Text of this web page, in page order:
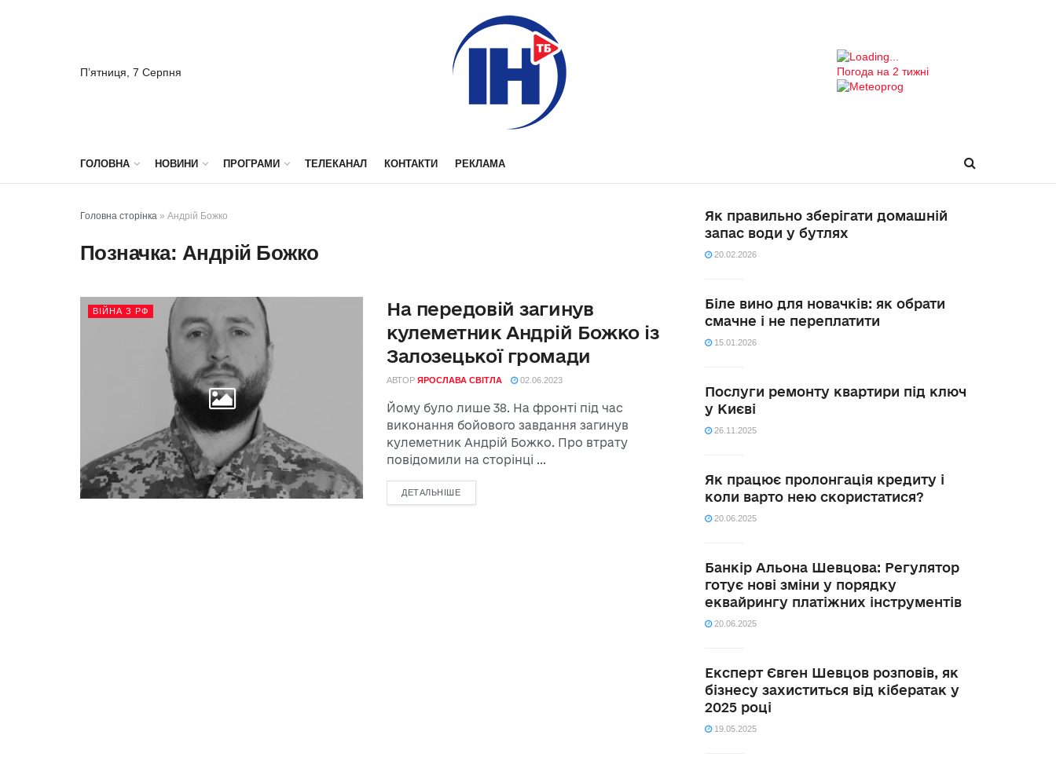
П’ятниця, 7 Серпня Погода на 2 тижні
ГОЛОВНА НОВИНИ ПРОГРАМИ ТЕЛЕКАНАЛ КОНТАКТИ РЕКЛАМА
Головна сторінка » Андрій Божко
Позначка: Андрій Божко
ВІЙНА З РФ
На передовій загинув
кулеметник Андрій Божко із
Залозецької громади
АВТОР ЯРОСЛАВА СВІТЛА 02.06.2023
Йому було лише 38. На фронті під час
виконання бойового завдання загинув
кулеметник Андрій Божко. Про втрату
повідомили на сторінці ...
ДЕТАЛЬНІШЕ
Як правильно зберігати домашній
запас води у бутлях
20.02.2026
Біле вино для новачків: як обрати
смачне і не переплатити
15.01.2026
Послуги ремонту квартири під ключ
у Києві
26.11.2025
Як працює пролонгація кредиту і
коли варто нею скористатися?
20.06.2025
Банкір Альона Шевцова: Регулятор
готує нові зміни у порядку
еквайрингу платіжних інструментів
20.06.2025
Експерт Євген Шевцов розповів, як
бізнесу захиститься від кібератак у
2025 році
19.05.2025